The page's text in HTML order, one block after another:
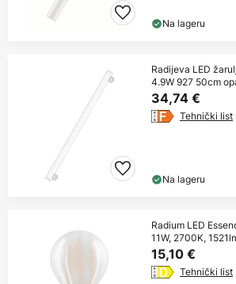
Na lageru
Radijeva LED
4.9W 927 50cm
34,74 €
Tehnički list
Na lageru
Radium LED
11W, 2700K,
15,10 €
Tehnički list